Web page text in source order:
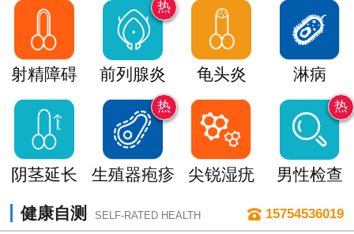
射精障碍
热
前列腺炎 龟头炎 淋病
阴茎延长
热
生殖器疱疹 尖锐湿疣
热
男性检查
健康自测 SELF-RATED HEALTH 15754536019